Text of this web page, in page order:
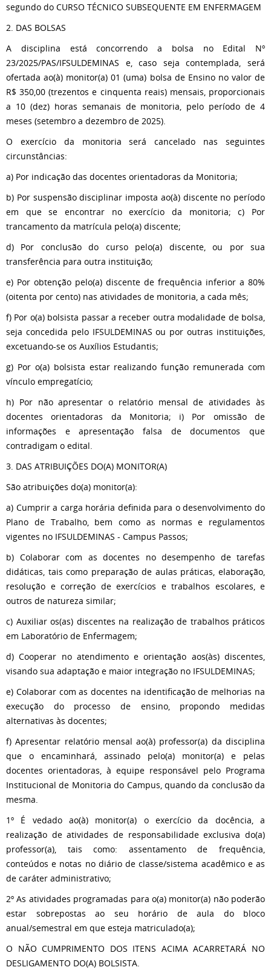
segundo do CURSO TÉCNICO SUBSEQUENTE EM ENFERMAGEM
2. DAS BOLSAS
A disciplina está concorrendo a bolsa no Edital Nº
23/2025/PAS/IFSULDEMINAS e, caso seja contemplada, será
ofertada ao(à) monitor(a) 01 (uma) bolsa de Ensino no valor de
R$ 350,00 (trezentos e cinquenta reais) mensais, proporcionais
a 10 (dez) horas semanais de monitoria, pelo período de 4
meses (setembro a dezembro de 2025).
O exercício da monitoria será cancelado nas seguintes
circunstâncias:
a) Por indicação das docentes orientadoras da Monitoria;
b) Por suspensão disciplinar imposta ao(à) discente no período
em que se encontrar no exercício da monitoria; c) Por
trancamento da matrícula pelo(a) discente;
d) Por conclusão do curso pelo(a) discente, ou por sua
transferência para outra instituição;
e) Por obtenção pelo(a) discente de frequência inferior a 80%
(oitenta por cento) nas atividades de monitoria, a cada mês;
f) Por o(a) bolsista passar a receber outra modalidade de bolsa,
seja concedida pelo IFSULDEMINAS ou por outras instituições,
excetuando-se os Auxílios Estudantis;
g) Por o(a) bolsista estar realizando função remunerada com
vínculo empregatício;
h) Por não apresentar o relatório mensal de atividades às
docentes orientadoras da Monitoria; i) Por omissão de
informações e apresentação falsa de documentos que
contradigam o edital.
3. DAS ATRIBUIÇÕES DO(A) MONITOR(A)
São atribuições do(a) monitor(a):
a) Cumprir a carga horária definida para o desenvolvimento do
Plano de Trabalho, bem como as normas e regulamentos
vigentes no IFSULDEMINAS - Campus Passos;
b) Colaborar com as docentes no desempenho de tarefas
didáticas, tais como preparação de aulas práticas, elaboração,
resolução e correção de exercícios e trabalhos escolares, e
outros de natureza similar;
c) Auxiliar os(as) discentes na realização de trabalhos práticos
em Laboratório de Enfermagem;
d) Cooperar no atendimento e orientação aos(às) discentes,
visando sua adaptação e maior integração no IFSULDEMINAS;
e) Colaborar com as docentes na identificação de melhorias na
execução do processo de ensino, propondo medidas
alternativas às docentes;
f) Apresentar relatório mensal ao(à) professor(a) da disciplina
que o encaminhará, assinado pelo(a) monitor(a) e pelas
docentes orientadoras, à equipe responsável pelo Programa
Institucional de Monitoria do Campus, quando da conclusão da
mesma.
1º É vedado ao(à) monitor(a) o exercício da docência, a
realização de atividades de responsabilidade exclusiva do(a)
professor(a), tais como: assentamento de frequência,
conteúdos e notas no diário de classe/sistema acadêmico e as
de caráter administrativo;
2º As atividades programadas para o(a) monitor(a) não poderão
estar sobrepostas ao seu horário de aula do bloco
anual/semestral em que esteja matriculado(a);
O NÃO CUMPRIMENTO DOS ITENS ACIMA ACARRETARÁ NO
DESLIGAMENTO DO(A) BOLSISTA.